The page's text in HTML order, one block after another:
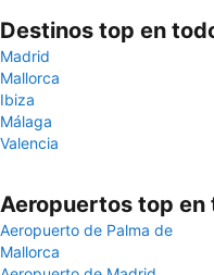
Destinos top en
Madrid
Mallorca
Ibiza
Málaga
Valencia
Aeropuertos top en
Aeropuerto de Palma de
Mallorca